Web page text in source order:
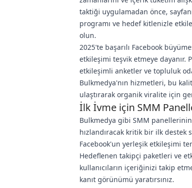
taktiği uygulamadan önce,
programı ve hedef kitlenizle
olun.
2025'te başarılı Facebook
etkileşimi teşvik etmeye dayanır.
etkileşimli anketler ve topluluk
Bulkmedya'nın hizmetleri, bu
ulaştırarak organik viralite için
İlk İvme için SMM
Bulkmedya gibi SMM
hızlandıracak kritik bir ilk destek
Facebook'un yerleşik etkileşimi
Hedeflenen takipçi paketleri ve
kullanıcıların içeriğinizi takip
kanıt görünümü yaratırsınız.